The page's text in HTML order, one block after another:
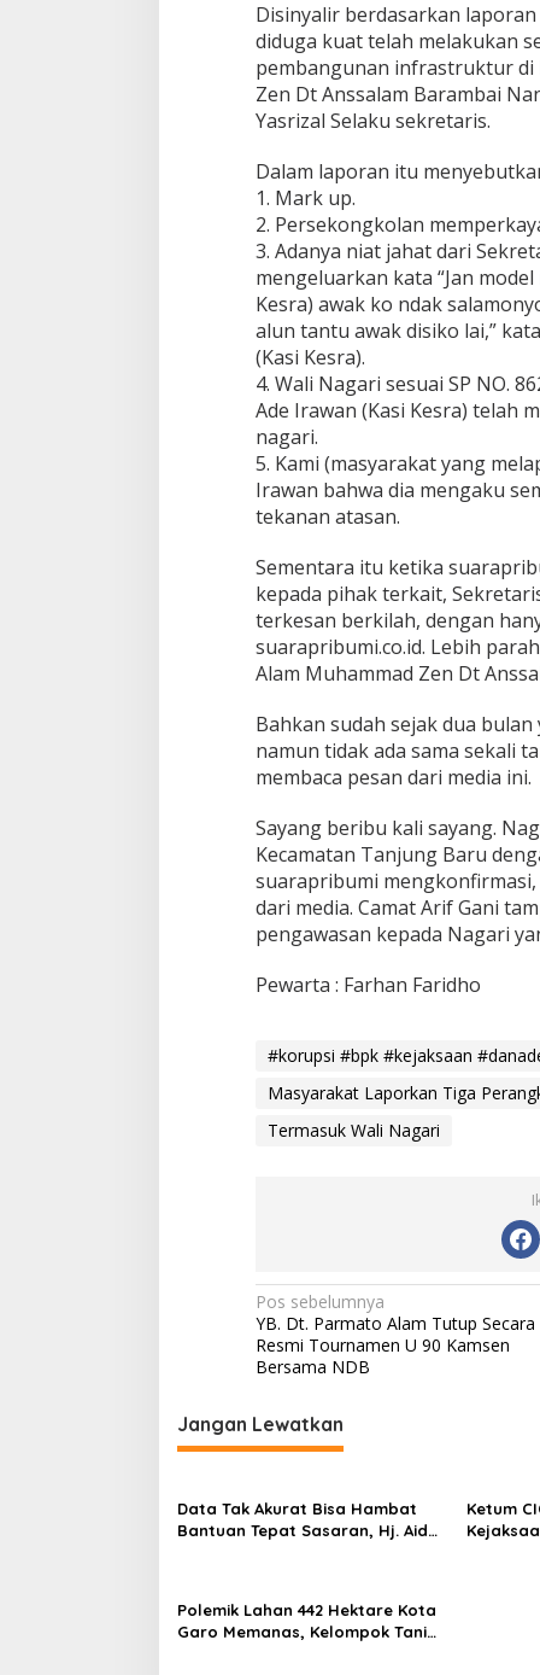
i
T
n
j
u
g
l
a
m
k
e
K
e
j
a
k
a
n
,
r
m
a
s
u
k
a
l
i
a
g
a
r
i
,
A
a
a
Disinyalir berdasarkan
diduga kuat telah melakukan
pembangunan infrastruktur di
Zen Dt Anssalam Barambai
Yasrizal Selaku sekretaris.
Dalam laporan itu
1. Mark up.
2. Persekongkolan
3. Adanya niat jahat dari
mengeluarkan kata “Jan
Kesra) awak ko ndak
alun tantu awak disiko lai,”
(Kasi Kesra).
4. Wali Nagari sesuai SP NO.
Ade Irawan (Kasi Kesra) telah
nagari.
5. Kami (masyarakat yang
Irawan bahwa dia mengaku
tekanan atasan.
Sementara itu ketika
kepada pihak terkait,
terkesan berkilah, dengan
suarapribumi.co.id. Lebih
Alam Muhammad Zen Dt
Bahkan sudah sejak dua
namun tidak ada sama sekali
membaca pesan dari media ini.
Sayang beribu kali sayang.
Kecamatan Tanjung Baru
suarapribumi mengkonfirmasi,
dari media. Camat Arif Gani
pengawasan kepada Nagari
Pewarta : Farhan Faridho
#korupsi #bpk #kejaksaan
Masyarakat Laporkan Tiga
Termasuk Wali Nagari
N
a
v
i
g
s
i
o
s
Pos sebelumnya
YB. Dt. Parmato Alam Tutup Secara
Resmi Tournamen U 90 Kamsen
Bersama NDB
Jangan Lewatkan
Data Tak Akurat Bisa Hambat
Bantuan Tepat Sasaran, Hj. Aida
Ketum
Polemik Lahan 442 Hektare Kota
Garo Memanas, Kelompok Tani